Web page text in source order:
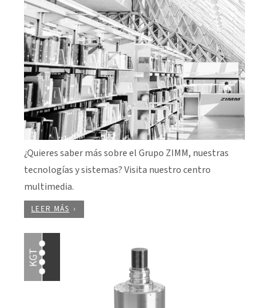
¿Quieres saber más sobre el Grupo ZIMM, nuestras
tecnologías y sistemas? Visita nuestro centro
multimedia.
LEER MÁS